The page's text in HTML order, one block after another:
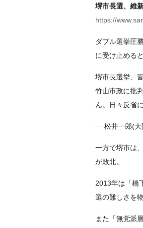
堺市長選、維
https://
ダブル選挙圧
に受け止める
堺市長選挙、
竹山市政に批
ん。日々反省
— 松井一郎(大
一方で堺市は、
が敗北。
2013年は「橋
選の難しさを
また「無党派